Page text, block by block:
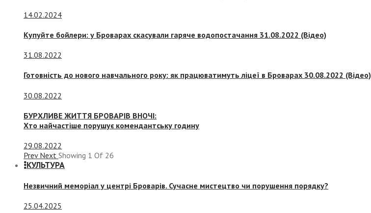
14.02.2024
Купуйте бойлери: у Броварах скасували гаряче водопостачання 31.08.2022 (Відео)
31.08.2022
Готовність до нового навчального року: як працюватимуть ліцеї в Броварах 30.08.2022 (Відео)
30.08.2022
БУРХЛИВЕ ЖИТТЯ БРОВАРІВ ВНОЧІ:
Хто найчастіше порушує комендантську годину
29.08.2022
Prev Next Showing 1 Of 26
КУЛЬТУРА
Незвичний меморіал у центрі Броварів. Сучасне мистецтво чи порушення порядку?
25.04.2025